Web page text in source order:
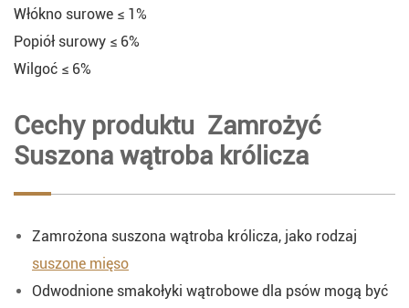
Włókno surowe ≤ 1%
Popiół surowy ≤ 6%
Wilgoć ≤ 6%
Cechy produktu Zamrożyć
Suszona wątroba królicza
Zamrożona suszona wątroba królicza, jako rodzaj
suszone mięso
Odwodnione smakołyki wątrobowe dla psów mogą być